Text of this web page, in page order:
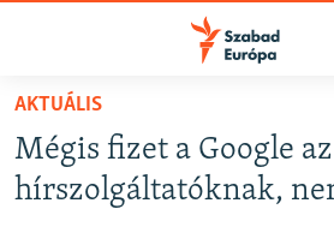
Akadálymentes
Ugrás
fő
oldalra
NAPIRENDEN
AKTUÁLIS
PODCASTOK
AKTUÁLIS
Mégis fizet a Google
hírszolgáltatóknak,